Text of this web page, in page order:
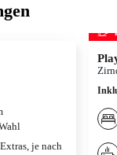
je nach